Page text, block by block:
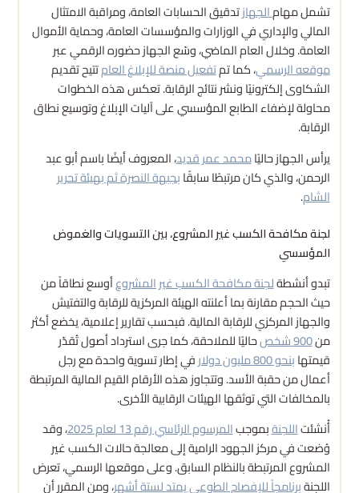
تشمل مهامالجهازتدقيق الحسابات العامة، ومراقبة الامتثال
المالي والإداري في الوزارات والمؤسسات العامة، وحماية الأموال
العامة. وخلال العام الماضي، وسّع الجهاز حضوره الرقمي عبر
موقعه الرسمي، كما تمتفعيل منصة للإبلاغ العامتتيح تقديم
الشكاوى إلكترونيًا ونشر نتائج الرقابة. تعكس هذه الخطوات
محاولة لإضفاء الطابع المؤسسي على آليات الإبلاغ وتوسيع نطاق
الرقابة.
يرأس الجهاز حاليًامحمد عمر قديد، المعروف أيضًا باسم أبو عبد
الرحمن، والذي كان مرتبطًا سابقًابجبهة النصرة ثم بهيئة تحرير
الشام.
لجنة مكافحة الكسب غير المشروع، بين التسويات والغموض
المؤسسي
تبدو أنشطةلجنة مكافحة الكسب غير المشروعأوسع نطاقاً من
حيث الحجم مقارنة بما أعلنته الهيئة المركزية للرقابة والتفتيش
والجهاز المركزي للرقابة المالية. فبحسب تقارير إعلامية، يخضع أكثر
من900 شخص
حاليًا للملاحقة، كما جرى استرداد أصول تُقدّر
قيمتهابنحو 800 مليون دولار
في إطار تسوية واحدة مع رجل
أعمال من حقبة الأسد. وتتجاوز هذه الأرقام القيم المالية المرتبطة
بالمخالفات التي توثقها الهيئات الرقابية الأخرى.
أُنشئتاللجنةبموجبالمرسوم الرئاسي رقم 13 لعام 2025
، وقد
وُضعت في مركز الجهود الرامية إلى معالجة حالات الكسب غير
المشروع المرتبطة بالنظام السابق. وعلى موقعها الرسمي، تعرض
اللجنةبرنامجاً للإفصاح الطوعي يمتد لستة أشهر، ومن المقرر أن